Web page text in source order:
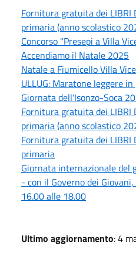
Fornitura gratuita dei LIBRI
primaria (anno scolastico
Concorso "Presepi a Villa
Accendiamo il Natale 2025
Natale a Fiumicello Villa
ULLUG: Maratone leggere
Giornata dell'Isonzo-Soca
Fornitura gratuita dei LIBRI
primaria (anno scolastico
Fornitura gratuita dei LIBRI
primaria
Giornata internazionale del
- con il Governo dei
16.00 alle 18.00
Ultimo aggiornamento: 4